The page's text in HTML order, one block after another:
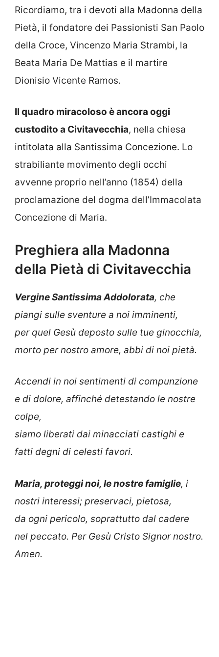
Ricordiamo, tra i devoti alla Madonna della
Pietà, il fondatore dei Passionisti San Paolo
della Croce, Vincenzo Maria Strambi, la
Beata Maria De Mattias e il martire
Dionisio Vicente Ramos.
Il quadro miracoloso è ancora oggi
custodito a Civitavecchia, nella chiesa
intitolata alla Santissima Concezione. Lo
strabiliante movimento degli occhi
avvenne proprio nell’anno (1854) della
proclamazione del dogma dell’Immacolata
Concezione di Maria.
Preghiera alla Madonna
della Pietà di Civitavecchia
Vergine Santissima Addolorata, che
piangi sulle sventure a noi imminenti,
per quel Gesù deposto sulle tue ginocchia,
morto per nostro amore, abbi di noi pietà.
Accendi in noi sentimenti di compunzione
e di dolore, affinché detestando le nostre
colpe,
siamo liberati dai minacciati castighi e
fatti degni di celesti favori.
Maria, proteggi noi, le nostre famiglie, i
nostri interessi; preservaci, pietosa,
da ogni pericolo, soprattutto dal cadere
nel peccato. Per Gesù Cristo Signor nostro.
Amen.